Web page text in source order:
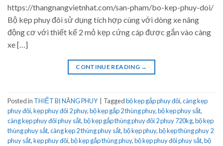
https://thangnangvietnhat.com/san-pham/bo-kep-phuy-doi/
Bộ kẹp phuy đôi sử dụng tích hợp cùng với dòng xe nâng
động cơ với thiết kế 2 mỏ kẹp cứng cáp được gắn vào càng
xe […]
CONTINUE READING →
Posted in THIẾT BỊ NÂNG PHUY Taggedbộ kẹp gắp phuy đôi,càng kẹp
phuy đôi,kẹp phuy đôi 2 phuy,bộ kẹp gắp 2 thùng phuy,bộ kẹp phuy sắt,
càng kẹp phuy đôi phuy sắt,bộ kẹp gắp thùng phuy đôi 2 phuy 720kg,bộ kẹp
thùng phuy sắt,càng kẹp 2 thùng phuy sắt,bộ kẹp phuy,bộ kẹp thùng phuy 2
phuy sắt,kẹp phuy đôi,bộ kẹp gắp thùng phuy,bộ kẹp phuy đôi phuy sắt,bộ